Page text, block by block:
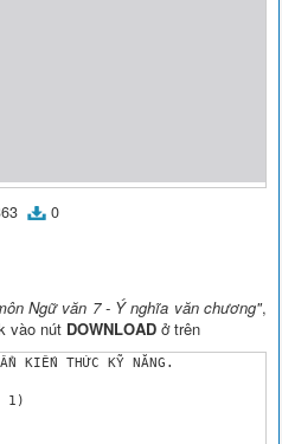
0
Ngữ văn 7 - Ý nghĩa văn chương",
vào nút DOWNLOAD ở trên
KIẾN THỨC KỸ NĂNG.
1)